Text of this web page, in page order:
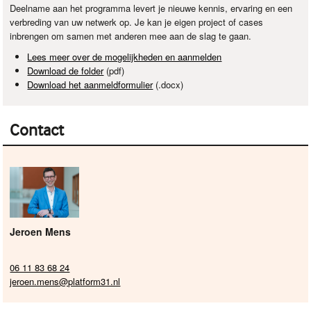
Nieuwsbrief
Over ons
Deelname aan het programma levert je nieuwe kennis, ervaring en een
verbreding van uw netwerk op. Je kan je eigen project of cases
inbrengen om samen met anderen mee aan de slag te gaan.
Lees meer over de mogelijkheden en aanmelden
Download de folder(pdf)
Download het aanmeldformulier(.docx)
Contact
Jeroen Mens
06 11 83 68 24
jeroen.mens@platform31.nl